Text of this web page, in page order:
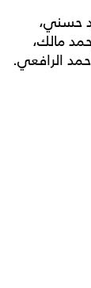
حسني،
مالك،
الرافعي.